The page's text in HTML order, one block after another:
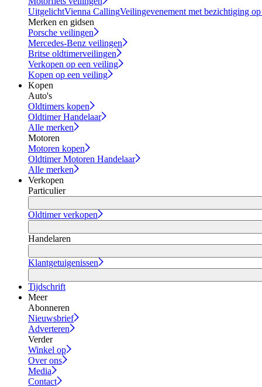
UitgelichtVienna CallingVeilingevenement met bezichtiging
Merken en gidsen
Porsche veilingen
Mercedes-Benz veilingen
Britse oldtimerveilingen
Verkopen op een veiling
Kopen op een veiling
Kopen
Auto's
Oldtimers kopen
Oldtimer Handelaar
Alle merken
Motoren
Motoren kopen
Oldtimer Motoren Handelaar
Alle merken
Verkopen
Particulier
Oldtimer verkopen
Handelaren
Klantgetuigenissen
Tijdschrift
Meer
Abonneren
Nieuwsbrief
Adverteren
Verder
Winkel op
Over ons
Media
Contact